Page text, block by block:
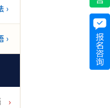
›
›
›